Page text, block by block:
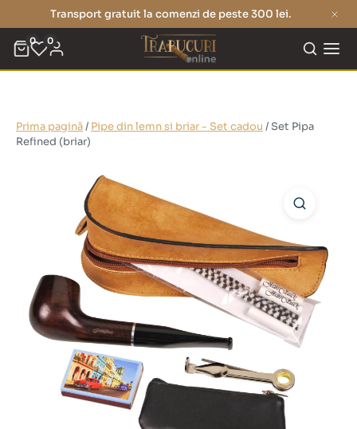
Transport gratuit la comenzi de peste 300 lei.
0 0
Prima pagină/ Pipe din lemn si briar - Set cadou / Set Pipa
Refined (briar)